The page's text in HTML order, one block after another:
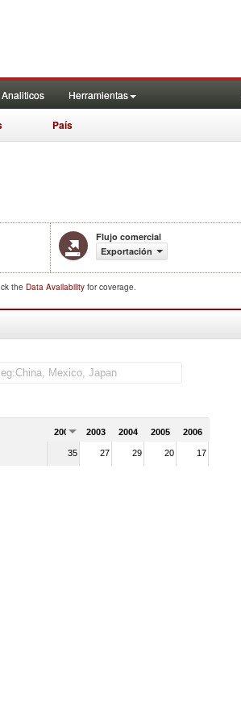
Herramientas
País
Flujo comercial
Exportación
the Data Availability for coverage.
2002 2003 2004 2005 2006
35 27 29 20 17